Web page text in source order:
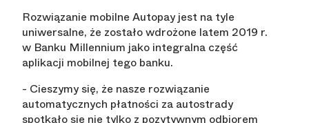
Rozwiązanie mobilne Autopay jest na tyle
uniwersalne, że zostało wdrożone latem 2019 r.
w Banku Millennium jako integralna część
aplikacji mobilnej tego banku.
- Cieszymy się, że nasze rozwiązanie
automatycznych płatności za autostrady
spotkało się nie tylko z pozytywnym odbiorem